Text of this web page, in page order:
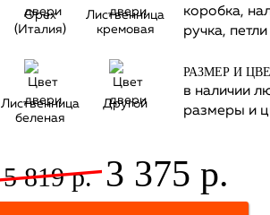
Орех
(Италия)
Лиственница
кремовая
Лиственница
беленая
Другой
коробка,
ручка, петли
РАЗМЕР И
в наличии
размеры и
5 819 р. 3 375 р.